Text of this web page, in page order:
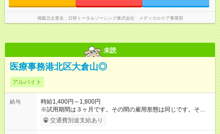
掲載元企業名 日研トータルソーシング株式会社 メディカルケア事業部
未読
医療事務港北区大倉山◎
アルバイト
給与
時給1,400円～1,800円
※試用期間は３ヶ月です。その間の雇用形態は同じです。そのほ
かの条件に変更はありません。 【試用期間】試用期間あり 試用
期間の長さ：3ヶ月 雇用形態、給与は本採用時と同じです。
交通費別途支給あり